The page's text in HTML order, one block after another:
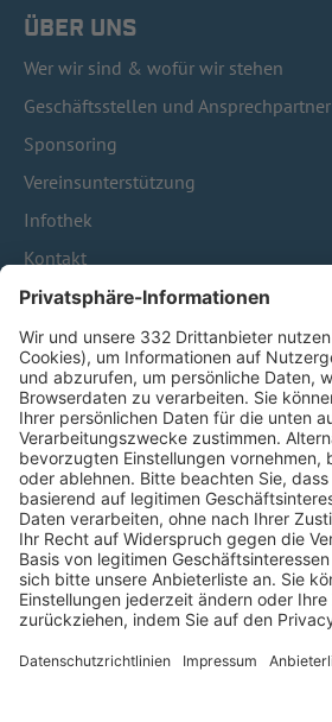
ÜBER UNS
Wer wir sind & wofür wir stehen
Geschäftsstellen und Ansprechpartner
Sponsoring
Vereinsunterstützung
Infothek
Kontakt
HÄUFIG BESUCHTE SEITEN
Pässe und Vereinswechsel
Trainerausbildung
Schulungsangebot Vereinsmitarbeiter
BFV-Geschäftsstellen
Trainerbörse
Login SpielPlus
FOLGE DEM BFV